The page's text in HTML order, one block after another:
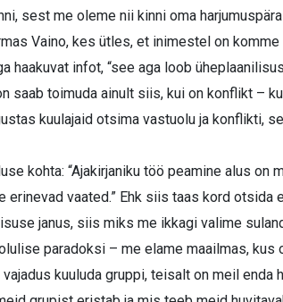
sest me oleme nii kinni oma
Vaino, kes ütles, et inimestel on
haakuvat infot, “see aga loob
saab toimuda ainult siis, kui on konflikt –
kuulajaid otsima vastuolu ja konflikti,
kohta: “Ajakirjaniku töö peamine alus on
erinevad vaated.” Ehk siis taas kord otsida
janus, siis miks me ikkagi valime
paradoksi – me elame maailmas,
kuuluda gruppi, teisalt on meil enda